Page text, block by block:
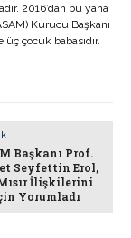
2016’dan bu yana
Kurucu Başkanı
üç çocuk babasıdır.
Başkanı Prof.
Seyfettin Erol,
İlişkilerini
Yorumladı